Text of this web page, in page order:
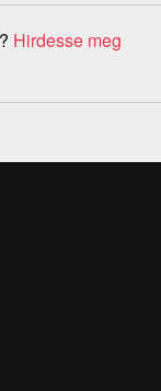
Hirdesse meg